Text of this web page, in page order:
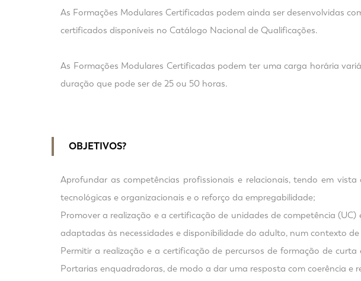
As Formações Modulares Certificadas podem ainda ser desenvolvidas
certificados disponíveis no Catálogo Nacional de Qualificações.
As Formações Modulares Certificadas podem ter uma carga horária
duração que pode ser de 25 ou 50 horas.
OBJETIVOS?
Aprofundar as competências profissionais e relacionais, tendo em
tecnológicas e organizacionais e o reforço da empregabilidade;
Promover a realização e a certificação de unidades de competência
adaptadas às necessidades e disponibilidade do adulto, num contexto de
Permitir a realização e a certificação de percursos de formação de
Portarias enquadradoras, de modo a dar uma resposta com coerência e